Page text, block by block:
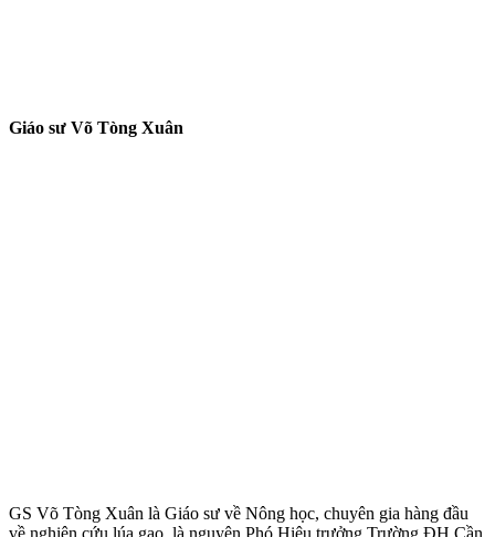
Giáo sư Võ Tòng Xuân
GS Võ Tòng Xuân là Giáo sư về Nông học, chuyên gia hàng đầu